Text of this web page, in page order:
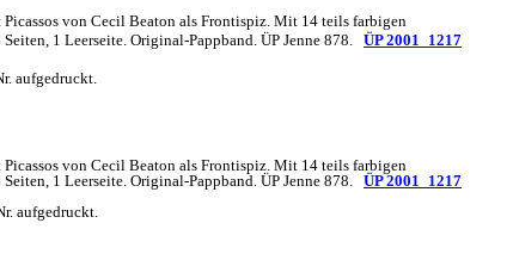
von Cecil Beaton als Frontispiz. Mit 14 teils farbigen
1 Leerseite. Original-Pappband. ÜP Jenne 878. ÜP 2001_1217
aufgedruckt.
von Cecil Beaton als Frontispiz. Mit 14 teils farbigen
1 Leerseite. Original-Pappband. ÜP Jenne 878. ÜP 2001_1217
aufgedruckt.